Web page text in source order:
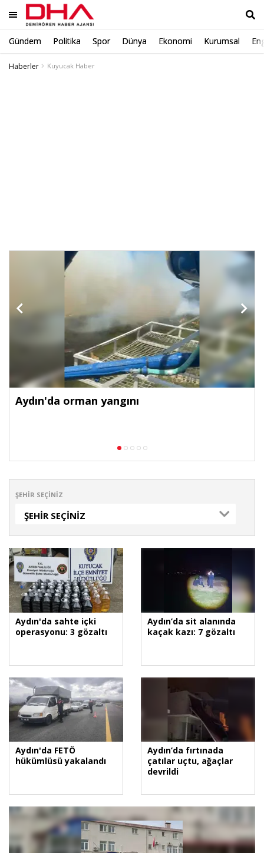
Gündem Politika Spor Dünya Ekonomi Kurumsal
Haberler
Kuyucak Haber
Aydın'da orman yangını
ŞEHIR SEÇINIZ
ŞEHIR SEÇINIZ
Aydın'da sahte içki
operasyonu: 3 gözaltı
Aydın’da sit alanında
kaçak kazı: 7 gözaltı
Aydın'da FETÖ
hükümlüsü yakalandı
Aydın’da fırtınada
çatılar uçtu, ağaçlar
devrildi